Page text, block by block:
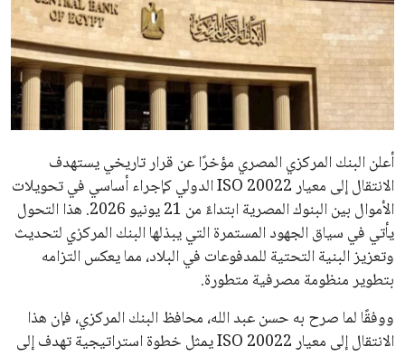
فن وثقافة
علوم وتكنولوجيا
المرأة والجمال
محافظات
أعلن البنك المركزي المصري مؤخرًا عن قرار تاريخي يستهدف
الانتقال إلى معيار ISO 20022 الدولي كإجراء أساسي في تحويلات
الأموال بين البنوك المصرية ابتداءً من 21 يونيو 2026. هذا التحول
يأتي في سياق الجهود المستمرة التي يبذلها البنك المركزي لتحديث
وتعزيز البنية التحتية للمدفوعات في البلاد، مما يعكس التزامه
بتطوير منظومة مصرفية متطورة.
ووفقًا لما صرح به حسن عبد الله، محافظ البنك المركزي، فإن هذا
الانتقال إلى معيار ISO 20022 يمثل خطوة استراتيجية تهدف إلى